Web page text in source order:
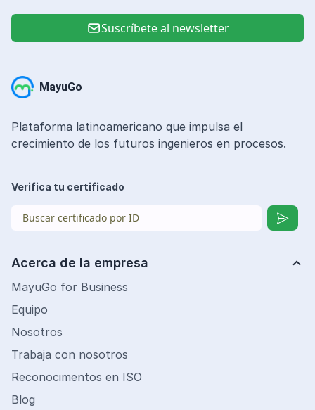
Suscríbete al newsletter
MayuGo
Plataforma latinoamericano que impulsa el
crecimiento de los futuros ingenieros en procesos.
Verifica tu certificado
Acerca de la empresa
MayuGo for Business
Equipo
Nosotros
Trabaja con nosotros
Reconocimentos en ISO
Blog